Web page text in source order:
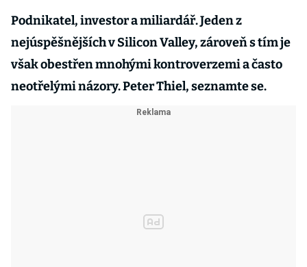
Podnikatel, investor a miliardář. Jeden z
nejúspěšnějších v Silicon Valley, zároveň s tím je
však obestřen mnohými kontroverzemi a často
neotřelými názory. Peter Thiel, seznamte se.